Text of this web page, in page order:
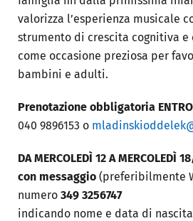
valorizza l’esperienza musicale
strumento di crescita cognitiva e
come occasione preziosa per
bambini e adulti.
Prenotazione obbligatoria
040 9896153 o
DA MERCOLEDÌ 12 A MERCOLEDÌ
con messaggio (preferibilmente
numero 349 3256747
indicando nome e data di